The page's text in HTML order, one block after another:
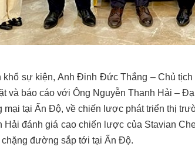
khổ sự kiện, Anh Đinh Đức Thắng – Chủ
và báo cáo với Ông Nguyễn Thanh Hải –
mại tại Ấn Độ, về chiến lược phát triển thị
Hải đánh giá cao chiến lược của Stavian
chặng đường sắp tới tại Ấn Độ.